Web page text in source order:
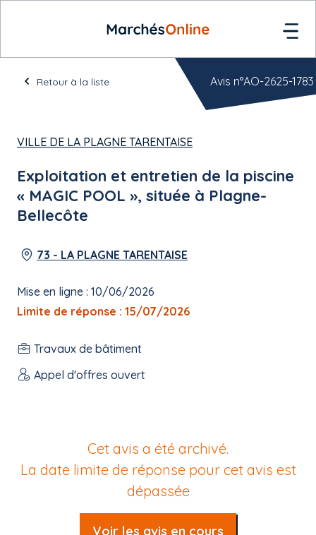
Retour à la liste
VILLE DE LA PLAGNE TARENTAISE
Exploitation et entretien de la piscine
« MAGIC POOL », située à Plagne-
Bellecôte
73 - LA PLAGNE TARENTAISE
Mise en ligne : 10/06/2026
Limite de réponse : 15/07/2026
Travaux de bâtiment
Appel d'offres ouvert
Avis n°AO-2625-1783
Cet avis a été archivé.
La date limite de réponse pour cet avis est
dépassée
Voir les avis en cours